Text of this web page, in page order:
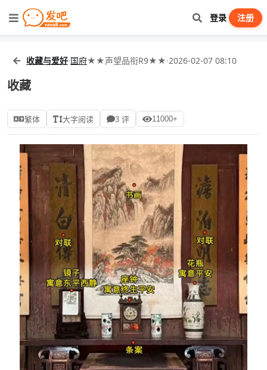
登录 注册
收藏与爱好·国府★★声望品衔R9★★·2026-02-07 08:10
收藏
繁体 大字阅读 3 评 11000+